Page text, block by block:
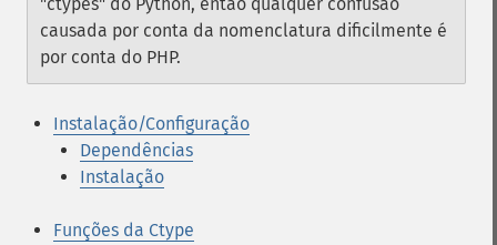
causada por conta da nomenclatura dificilmente é
por conta do PHP.
Instalação/Configuração
Dependências
Instalação
Funções da Ctype